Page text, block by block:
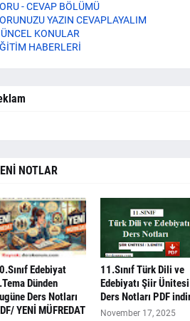
- CEVAP BÖLÜMÜ
YAZIN CEVAPLAYALIM
KONULAR
HABERLERİ
NOTLAR
Edebiyat
Dünden
Ders Notları
YENİ MÜFREDAT
11.Sınıf Türk Dili ve
Edebiyatı Şiir Ünitesi
Ders Notları PDF
November 17, 2025